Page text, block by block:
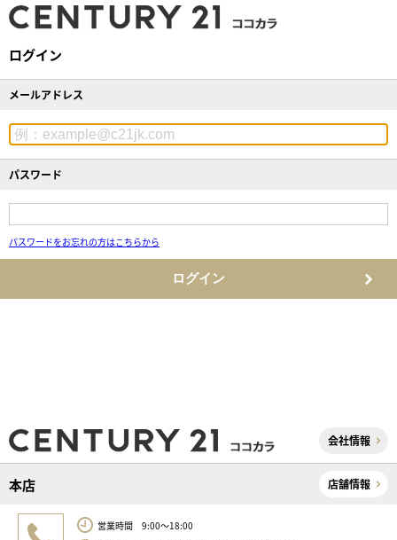
ログイン
メールアドレス
パスワード
パスワードをお忘れの方はこちらから
ログイン
会社情報
本店 店舗情報
営業時間 9:00～18:00